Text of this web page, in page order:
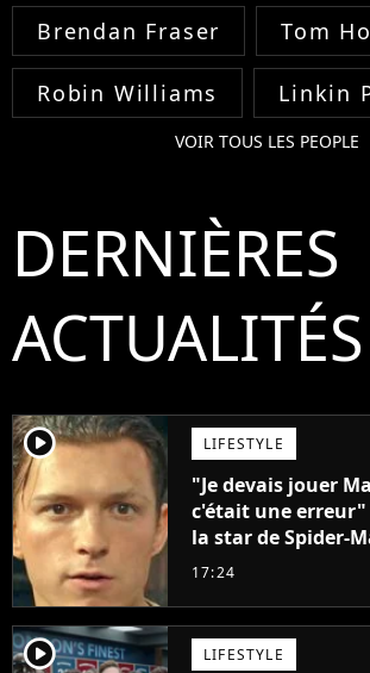
Brendan Fraser Tom
Robin Williams Linkin
VOIR TOUS LES PEOPLE
DERNIÈRES
ACTUALITÉS
player2 LIFESTYLE
"Je devais jouer
c'était une erreur"
la star de Spider-
pas ce blockbuster
17:24
player2 LIFESTYLE